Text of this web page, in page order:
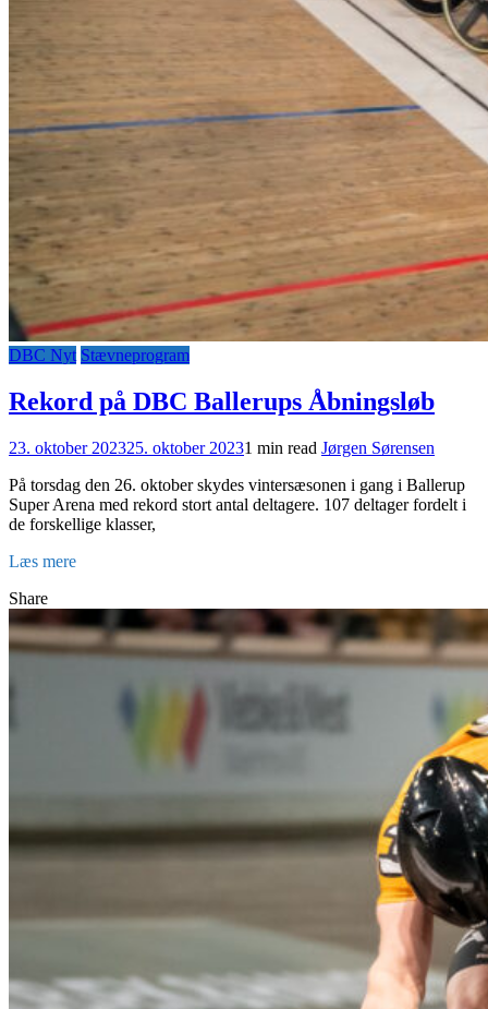
DBC Nyt Stævneprogram
Rekord på DBC Ballerups Åbningsløb
23. oktober 202325. oktober 20231 min read Jørgen Sørensen
På torsdag den 26. oktober skydes vintersæsonen i gang i Ballerup
Super Arena med rekord stort antal deltagere. 107 deltager fordelt i
de forskellige klasser,
Læs mere
Share